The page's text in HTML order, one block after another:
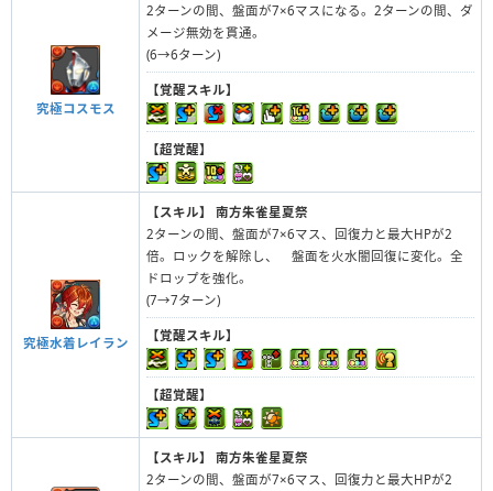
究極コスモス
2ターンの間、盤面が7×6マスになる。2ターンの間、ダ
メージ無効を貫通。
(6→6ターン)
【覚醒スキル】
【超覚醒】
究極水着レイラン
【スキル】
南方朱雀星夏祭
2ターンの間、盤面が7×6マス、回復力と最大HPが2
倍。ロックを解除し、 盤面を火水闇回復に変化。全
ドロップを強化。
(7→7ターン)
【覚醒スキル】
【超覚醒】
【スキル】
南方朱雀星夏祭
2ターンの間、盤面が7×6マス、回復力と最大HPが2